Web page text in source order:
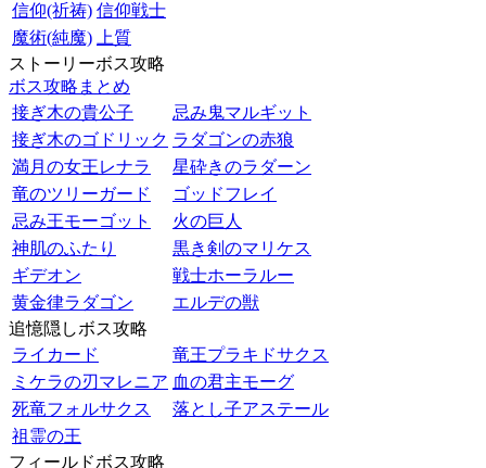
信仰(祈祷) 信仰戦士
魔術(純魔)
上質
ストーリーボス攻略
ボス攻略まとめ
接ぎ木の貴公子
忌み鬼マルギット
接ぎ木のゴドリック ラダゴンの赤狼
満月の女王レナラ
星砕きのラダーン
竜のツリーガード
ゴッドフレイ
忌み王モーゴット
火の巨人
神肌のふたり
黒き剣のマリケス
ギデオン
戦士ホーラルー
黄金律ラダゴン
エルデの獣
追憶隠しボス攻略
ライカード
竜王プラキドサクス
ミケラの刃マレニア 血の君主モーグ
死竜フォルサクス
落とし子アステール
祖霊の王
フィールドボス攻略